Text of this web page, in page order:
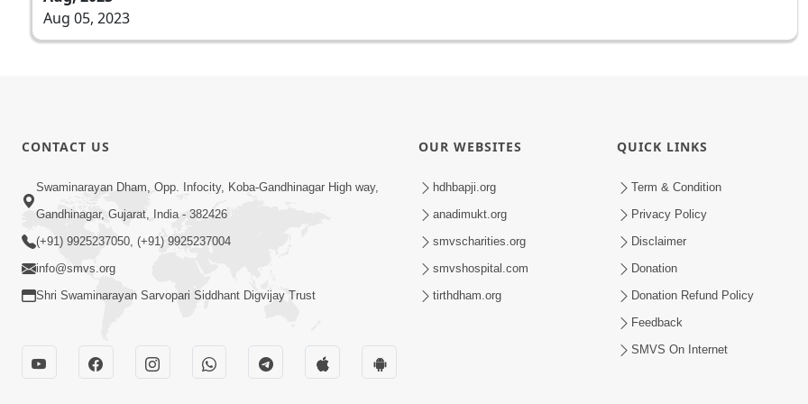
Aug 05, 2023
CONTACT US
Swaminarayan Dham, Opp. Infocity, Koba-Gandhinagar High way,
Gandhinagar, Gujarat, India - 382426
(+91) 9925237050, (+91) 9925237004
info@smvs.org
Shri Swaminarayan Sarvopari Siddhant Digvijay Trust
OUR WEBSITES
hdhbapji.org
anadimukt.org
smvscharities.org
smvshospital.com
tirthdham.org
QUICK LINKS
Term & Condition
Privacy Policy
Disclaimer
Donation
Donation Refund Policy
Feedback
SMVS On Internet